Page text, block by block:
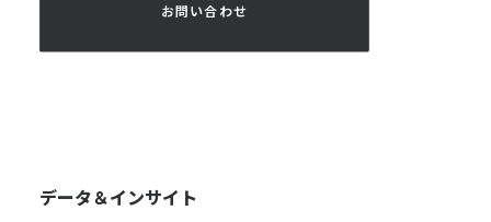
お問い合わせ
データ＆インサイト